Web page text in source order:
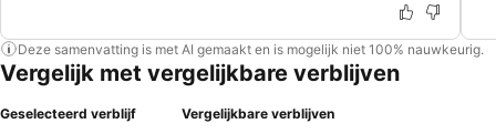
Deze samenvatting is met AI gemaakt en is mogelijk niet 100% nauwkeurig.
Vergelijk met vergelijkbare verblijven
Geselecteerd verblijf Vergelijkbare verblijven